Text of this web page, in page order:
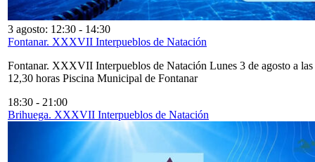
3 agosto: 12:30 - 14:30
Fontanar. XXXVII Interpueblos de Natación
Fontanar. XXXVII Interpueblos de Natación Lunes 3 de agosto a las
12,30 horas Piscina Municipal de Fontanar
18:30 - 21:00
Brihuega. XXXVII Interpueblos de Natación